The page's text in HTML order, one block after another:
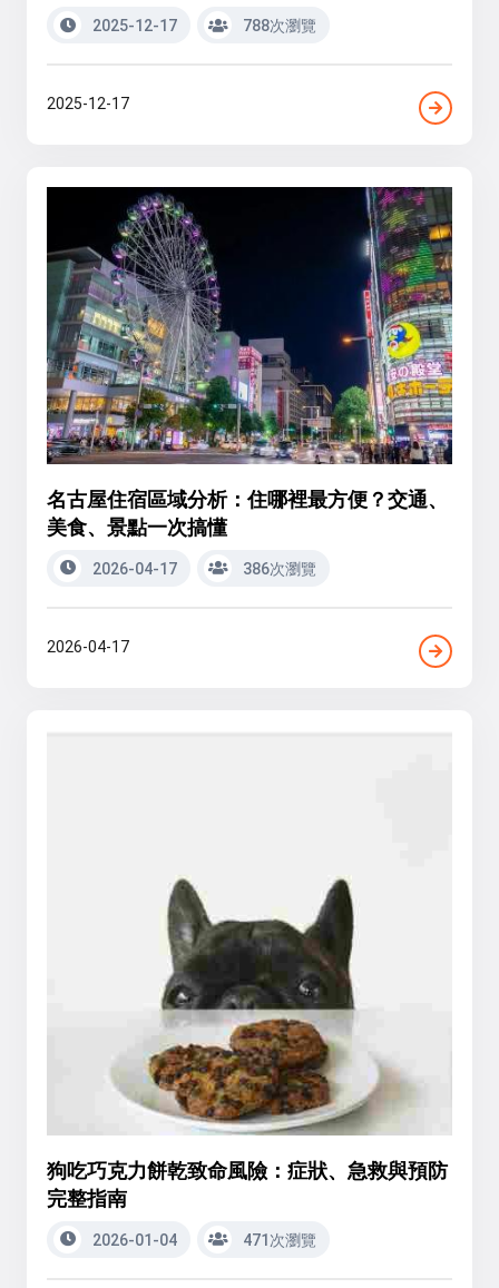
2025-12-17 788次瀏覽
2025-12-17
名古屋住宿區域分析：住哪裡最方便？交通、
美食、景點一次搞懂
2026-04-17 386次瀏覽
2026-04-17
狗吃巧克力餅乾致命風險：症狀、急救與預防
完整指南
2026-01-04 471次瀏覽